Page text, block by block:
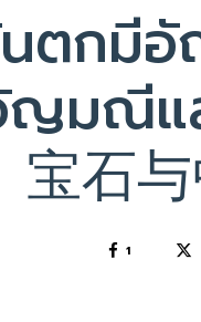
นตกมี
ญมณีแ
宝石
1